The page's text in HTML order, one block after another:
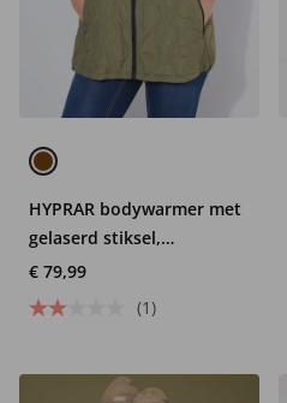
HYPRAR bodywarmer met
gelaserd stiksel,
waterafstotend, capuchon
€ 79,99
(1)